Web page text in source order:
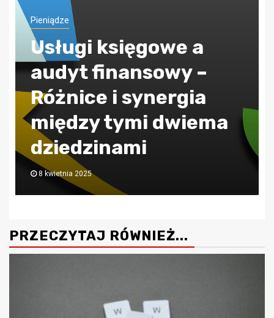
Pieniądze
ZUS jak poprawnie
obliczać składkę
zdrowotną?
30 lipca 2024
PRZECZYTAJ RÓWNIEŻ...